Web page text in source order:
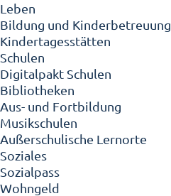
Leben
Bildung und Kinderbetreuung
Kindertagesstätten
Schulen
Digitalpakt Schulen
Bibliotheken
Aus- und Fortbildung
Musikschulen
Außerschulische Lernorte
Soziales
Sozialpass
Wohngeld